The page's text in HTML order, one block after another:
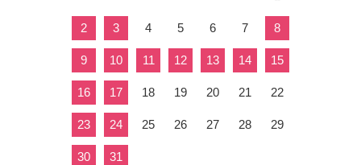
2 3 4 5 6 7 8
9 10 11 12 13 14 15
16 17 18 19 20 21 22
23 24 25 26 27 28 29
30 31